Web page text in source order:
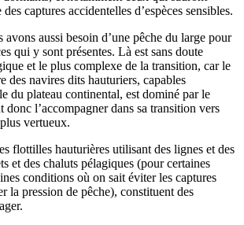
captures accidentelles d’espèces sensibles.
aussi besoin d’une pêche du large pour
qui y sont présentes. Là est sans doute
et le plus complexe de la transition, car le
des navires dits hauturiers, capables
du plateau continental, est dominé par le
l’accompagner dans sa transition vers
vertueux.
flottilles hauturières utilisant des lignes et des
et des chaluts pélagiques (pour certaines
conditions où on sait éviter les captures
la pression de pêche), constituent des